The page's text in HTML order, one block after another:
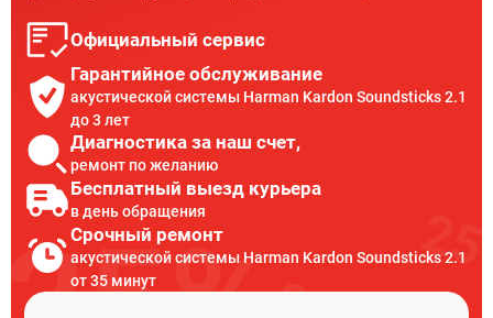
Официальный сервис
Гарантийное обслуживание
акустической системы Harman Kardon Soundsticks 2.1
до 3 лет
Диагностика за наш счет,
ремонт по желанию
Бесплатный выезд курьера
в день обращения
Срочный ремонт
акустической системы Harman Kardon Soundsticks 2.1
от 35 минут